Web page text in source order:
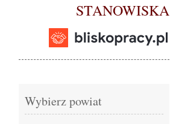
STANOWISKA
Wybierz powiat